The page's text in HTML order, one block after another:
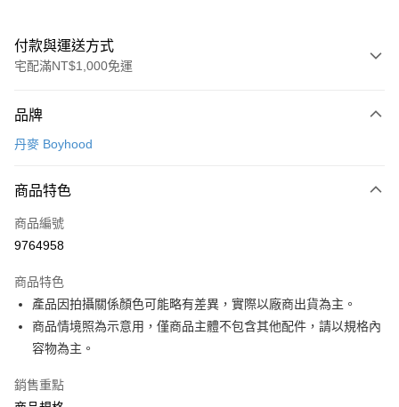
付款與運送方式
宅配滿NT$1,000免運
信用卡一次付款
Apple Pay
街口支付
Google Pay
全盈+PAY
大哥付你分期
相關說明
品牌
丹麥 Boyhood
商品特色
商品編號
9764958
商品特色
產品因拍攝關係顏色可能略有差異，實際以廠商出貨為主。
商品情境照為示意用，僅商品主體不包含其他配件，請以規格內
容物為主。
銷售重點